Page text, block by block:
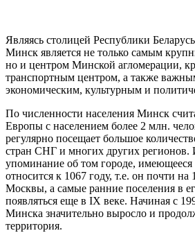
Являясь столицей Республики
Минск является не только самым
но и центром Минской агломерации,
транспортным центром, а также
экономическим, культурным и
По численности населения Минск
Европы с населением более 2 млн.
регулярно посещает большое
стран СНГ и многих других регионов.
упоминание об том городе, имеющееся
относится к 1067 году, т.е. он почти на
Москвы, а самые ранние поселения в
появляться еще в IX веке. Начиная с
Минска значительно выросло и
территория.